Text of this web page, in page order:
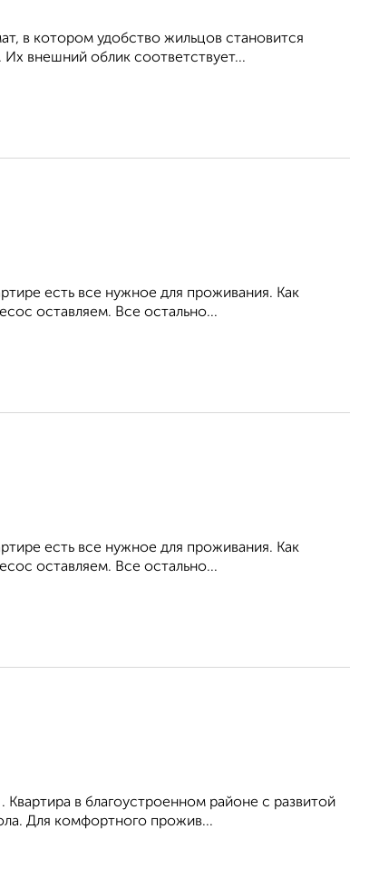
в котором удобство жильцов становится
внешний облик соответствует...
есть все нужное для проживания. Как
оставляем. Все остально...
есть все нужное для проживания. Как
оставляем. Все остально...
в благоустроенном районе с развитой
Для комфортного прожив...